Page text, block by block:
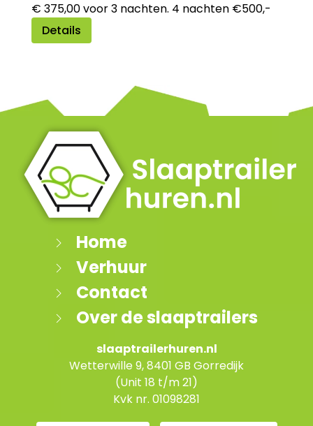
€ 375,00voor 3 nachten. 4 nachten €500,-
Details
Home
Verhuur
Contact
Over de slaaptrailers
slaaptrailerhuren.nl
Wetterwille 9, 8401 GB Gorredijk
(Unit 18 t/m 21)
Kvk nr. 01098281